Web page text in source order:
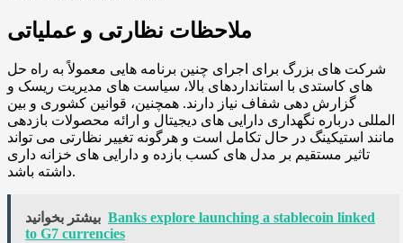
ملاحظات نظارتی و عملیاتی
شرکت های بزرگ برای اجرای چنین برنامه هایی معمولاً به راه حل
های کاستدی با استانداردهای بالا، سیاست های مدیریت ریسک و
گزارش دهی شفاف نیاز دارند. همچنین، قوانین کشوری و بین
المللی درباره نگهداری دارایی های دیجیتال و ارائه محصولات بازدهی
مانند استیکینگ در حال تکامل است و هرگونه تغییر نظارتی می تواند
تاثیر مستقیم بر مدل های کسب بازده و دارایی های خزانه داری
داشته باشد.
بیشتر بخوانید Banks explore launching a stablecoin linked
to G7 currencies